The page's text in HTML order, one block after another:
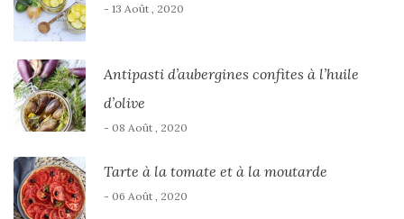
- 13 Août , 2020
Antipasti d’aubergines confites à l’huile
d’olive
- 08 Août , 2020
Tarte à la tomate et à la moutarde
- 06 Août , 2020